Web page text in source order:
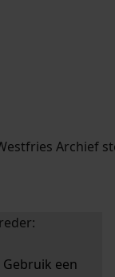
Archief
zoekopdracht te
Gebruik een